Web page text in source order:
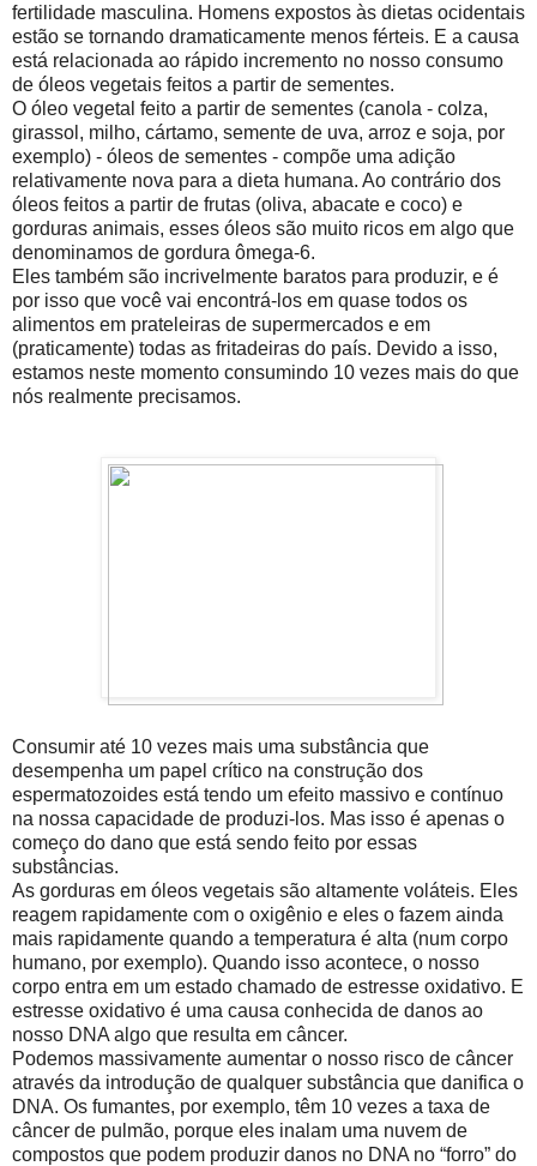
fertilidade masculina. Homens expostos às dietas ocidentais
estão se tornando dramaticamente menos férteis. E a causa
está relacionada ao rápido incremento no nosso consumo
de óleos vegetais feitos a partir de sementes.
O óleo vegetal feito a partir de sementes (canola - colza,
girassol, milho, cártamo, semente de uva, arroz e soja, por
exemplo) - óleos de sementes - compõe uma adição
relativamente nova para a dieta humana. Ao contrário dos
óleos feitos a partir de frutas (oliva, abacate e coco) e
gorduras animais, esses óleos são muito ricos em algo que
denominamos de gordura ômega-6.
Eles também são incrivelmente baratos para produzir, e é
por isso que você vai encontrá-los em quase todos os
alimentos em prateleiras de supermercados e em
(praticamente) todas as fritadeiras do país. Devido a isso,
estamos neste momento consumindo 10 vezes mais do que
nós realmente precisamos.
Consumir até 10 vezes mais uma substância que
desempenha um papel crítico na construção dos
espermatozoides está tendo um efeito massivo e contínuo
na nossa capacidade de produzi-los. Mas isso é apenas o
começo do dano que está sendo feito por essas
substâncias.
As gorduras em óleos vegetais são altamente voláteis. Eles
reagem rapidamente com o oxigênio e eles o fazem ainda
mais rapidamente quando a temperatura é alta (num corpo
humano, por exemplo). Quando isso acontece, o nosso
corpo entra em um estado chamado de estresse oxidativo. E
estresse oxidativo é uma causa conhecida de danos ao
nosso DNA algo que resulta em câncer.
Podemos massivamente aumentar o nosso risco de câncer
através da introdução de qualquer substância que danifica o
DNA. Os fumantes, por exemplo, têm 10 vezes a taxa de
câncer de pulmão, porque eles inalam uma nuvem de
compostos que podem produzir danos no DNA no “forro” do